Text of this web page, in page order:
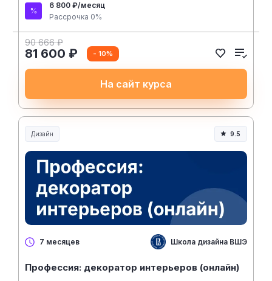
6 800 ₽/месяц
Рассрочка 0%
90 666 ₽
81 600 ₽ - 10%
На сайт курса
Дизайн 9.5
7 месяцев Школа дизайна ВШЭ
Профессия: декоратор интерьеров (онлайн)